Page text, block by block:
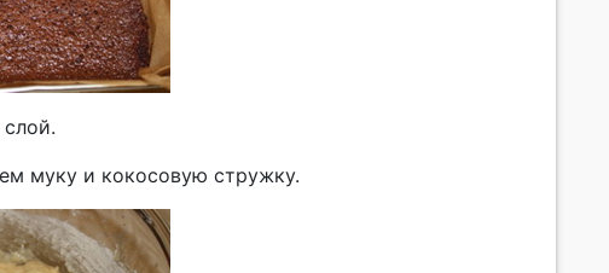
муку и кокосовую стружку.